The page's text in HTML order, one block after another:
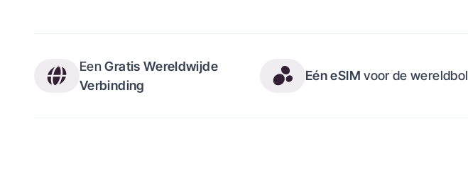
EenGratis Wereldwijde
Verbinding
Eén eSIMvoor de wereldbol